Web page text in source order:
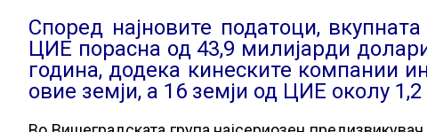
Според најновите податоци,
ЦИЕ порасна од 43,9 милијарди
година, додека кинеските компании
овие земји, а 16 земји од ЦИЕ околу